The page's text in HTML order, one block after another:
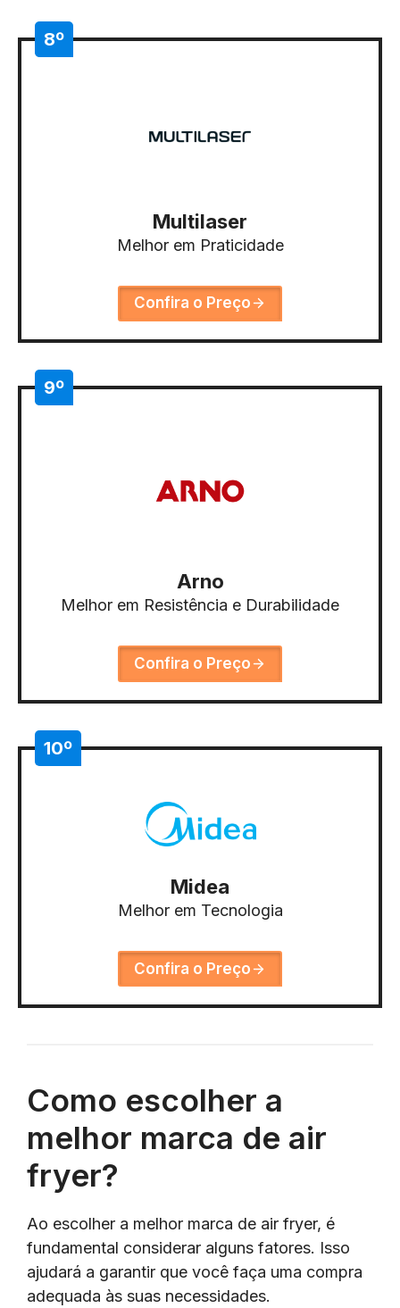
8º
Multilaser
Melhor em Praticidade
Confira o Preço
9º
Arno
Melhor em Resistência e Durabilidade
Confira o Preço
10º
Midea
Melhor em Tecnologia
Confira o Preço
Como escolher a
melhor marca de air
fryer?
Ao escolher a melhor marca de air fryer, é
fundamental considerar alguns fatores. Isso
ajudará a garantir que você faça uma compra
adequada às suas necessidades.